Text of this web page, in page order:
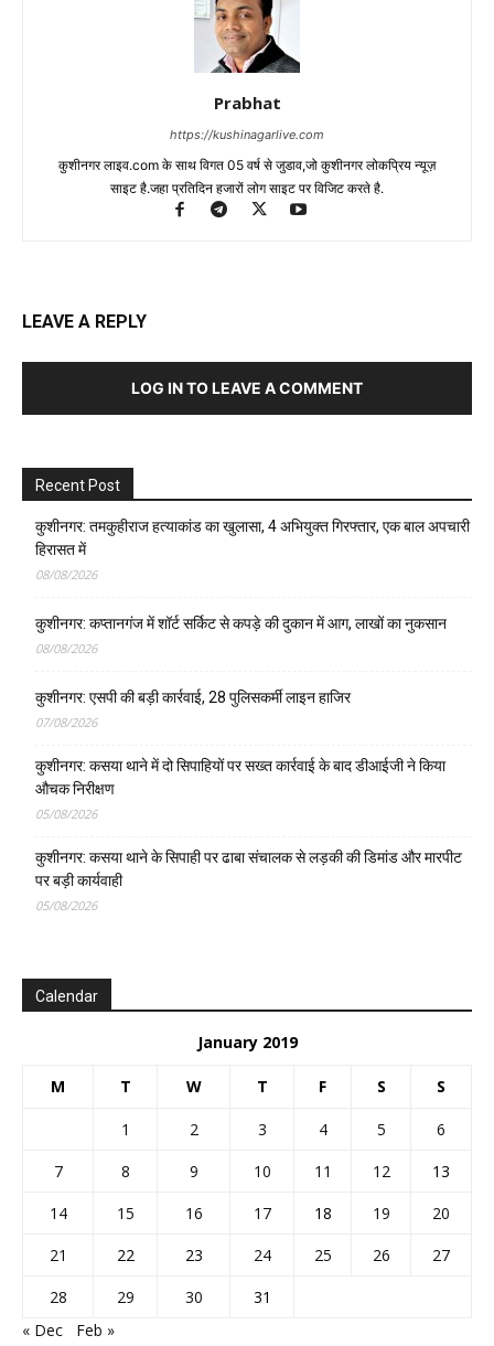
Prabhat
https://kushinagarlive.com
कुशीनगर लाइव.com के साथ विगत 05 वर्ष से जुडाव,जो कुशीनगर लोकप्रिय न्यूज़
साइट है.जहा प्रतिदिन हजारों लोग साइट पर विजिट करते है.
LEAVE A REPLY
LOG IN TO LEAVE A COMMENT
Recent Post
कुशीनगर: तमकुहीराज हत्याकांड का खुलासा, 4 अभियुक्त गिरफ्तार, एक बाल अपचारी
हिरासत में
08/08/2026
कुशीनगर: कप्तानगंज में शॉर्ट सर्किट से कपड़े की दुकान में आग, लाखों का नुकसान
08/08/2026
कुशीनगर: एसपी की बड़ी कार्रवाई, 28 पुलिसकर्मी लाइन हाजिर
07/08/2026
कुशीनगर: कसया थाने में दो सिपाहियों पर सख्त कार्रवाई के बाद डीआईजी ने किया
औचक निरीक्षण
05/08/2026
कुशीनगर: कसया थाने के सिपाही पर ढाबा संचालक से लड़की की डिमांड और मारपीट
पर बड़ी कार्यवाही
05/08/2026
Calendar
January 2019
M T W T F S S
1 2 3 4 5
6
7
8 9 10 11 12
13
14
15 16 17 18 19
20
21
22 23 24 25 26
27
28
29 30
31
« Dec
Feb »